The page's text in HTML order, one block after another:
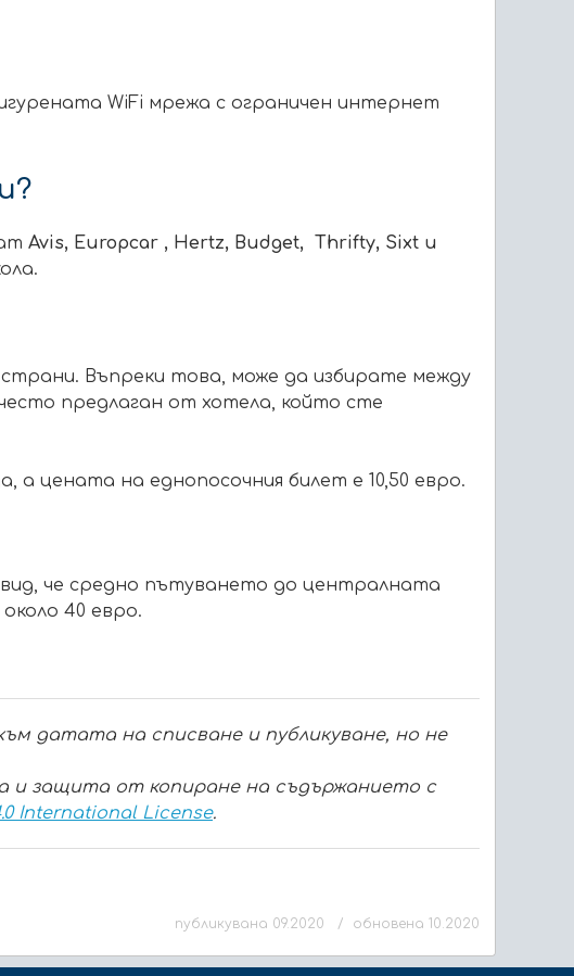
WiFi мрежа с ограничен интернет
Avis, Europcar , Hertz, Budget, Thrifty, Sixt и
Въпреки това, може да избирате между
предлаган от хотела, който сте
а цената на еднопосочния билет е 10,50 евро.
че средно пътуването до централната
40 евро.
датата на списване и публикуване, но не
и защита от копиране на съдържанието с
International License.
публикувана 09.2020 / обновена 10.2020